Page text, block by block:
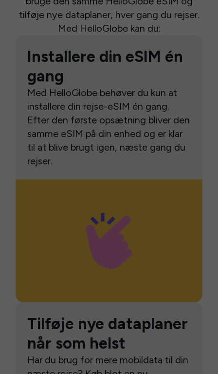
tilføje nye dataplaner, hver gang du rejser.
Med HelloGlobe kan du:
Installere din eSIM én
gang
Med HelloGlobe behøver du kun at
installere din rejse-eSIM én gang.
Efter den første opsætning bliver den
samme eSIM på din enhed og er klar
til at blive brugt igen, næste gang du
rejser.
Tilføje nye dataplaner
når som helst
Har du brug for mere mobildata til din